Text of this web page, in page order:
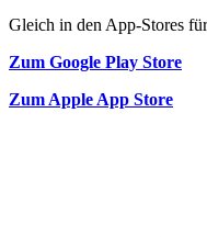
Gleich in den App-Stores
Zum Google Play Store
Zum Apple App Store